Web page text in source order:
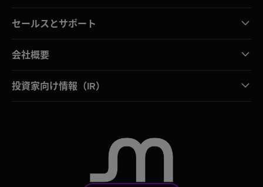
セールスとサポート
会社概要
投資家向け情報（IR）